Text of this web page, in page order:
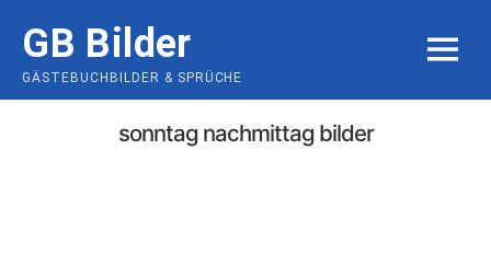
content
GB Bilder
GÄSTEBUCHBILDER & SPRÜCHE
MENU
sonntag nachmittag bilder